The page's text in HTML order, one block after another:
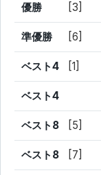
優勝 [3]
準優勝 [6]
ベスト4 [1]
ベスト4
ベスト8 [5]
ベスト8 [7]